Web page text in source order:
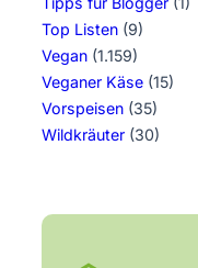
Top Listen (9)
Vegan (1.159)
Veganer Käse (15)
Vorspeisen (35)
Wildkräuter (30)